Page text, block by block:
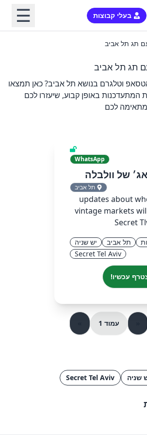
בעלי קבוצות ☰
תג תל אביב
תג תל אביב
וטלגרם בנושא תל אביב? כאן תמצאו
המתעדכנות באופן קבוע, שיעזרו לכם
לכם
WhatsApp
של וולבלה
תל אביב
updates about
vintage markets
Secret
תל אביב
יש שניה
Secret Tel Aviv
עכשיו!
עמוד 1
שניה Secret Tel Aviv